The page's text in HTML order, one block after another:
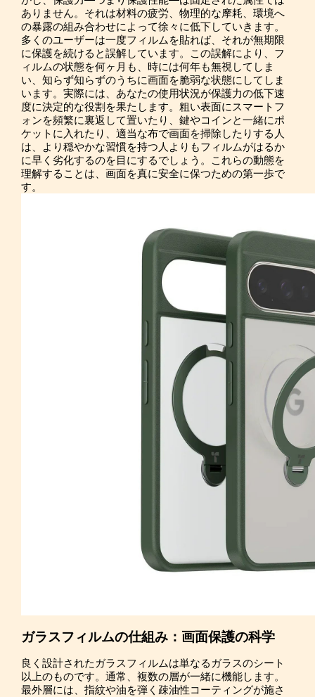
ありません。それは材料の疲労、物理的な摩耗、環境へ
の暴露の組み合わせによって徐々に低下していきます。
多くのユーザーは一度フィルムを貼れば、それが無期限
に保護を続けると誤解しています。この誤解により、フ
ィルムの状態を何ヶ月も、時には何年も無視してしま
い、知らず知らずのうちに画面を脆弱な状態にしてしま
います。実際には、あなたの使用状況が保護力の低下速
度に決定的な役割を果たします。粗い表面にスマートフ
ォンを頻繁に裏返して置いたり、鍵やコインと一緒にポ
ケットに入れたり、適当な布で画面を掃除したりする人
は、より穏やかな習慣を持つ人よりもフィルムがはるか
に早く劣化するのを目にするでしょう。これらの動態を
理解することは、画面を真に安全に保つための第一歩で
す。
ガラスフィルムの仕組み：画面保護の科学
良く設計されたガラスフィルムは単なるガラスのシート
以上のものです。通常、複数の層が一緒に機能します。
最外層には、指紋や油を弾く疎油性コーティングが施さ